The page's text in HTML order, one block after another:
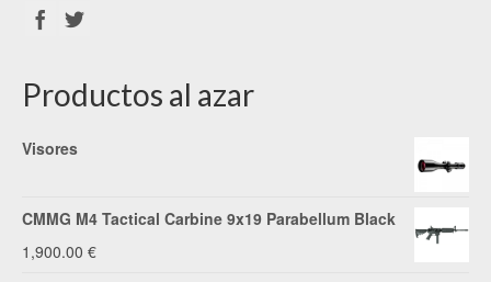
Productos al azar
Visores
CMMG M4 Tactical Carbine 9x19 Parabellum Black
1,900.00 €